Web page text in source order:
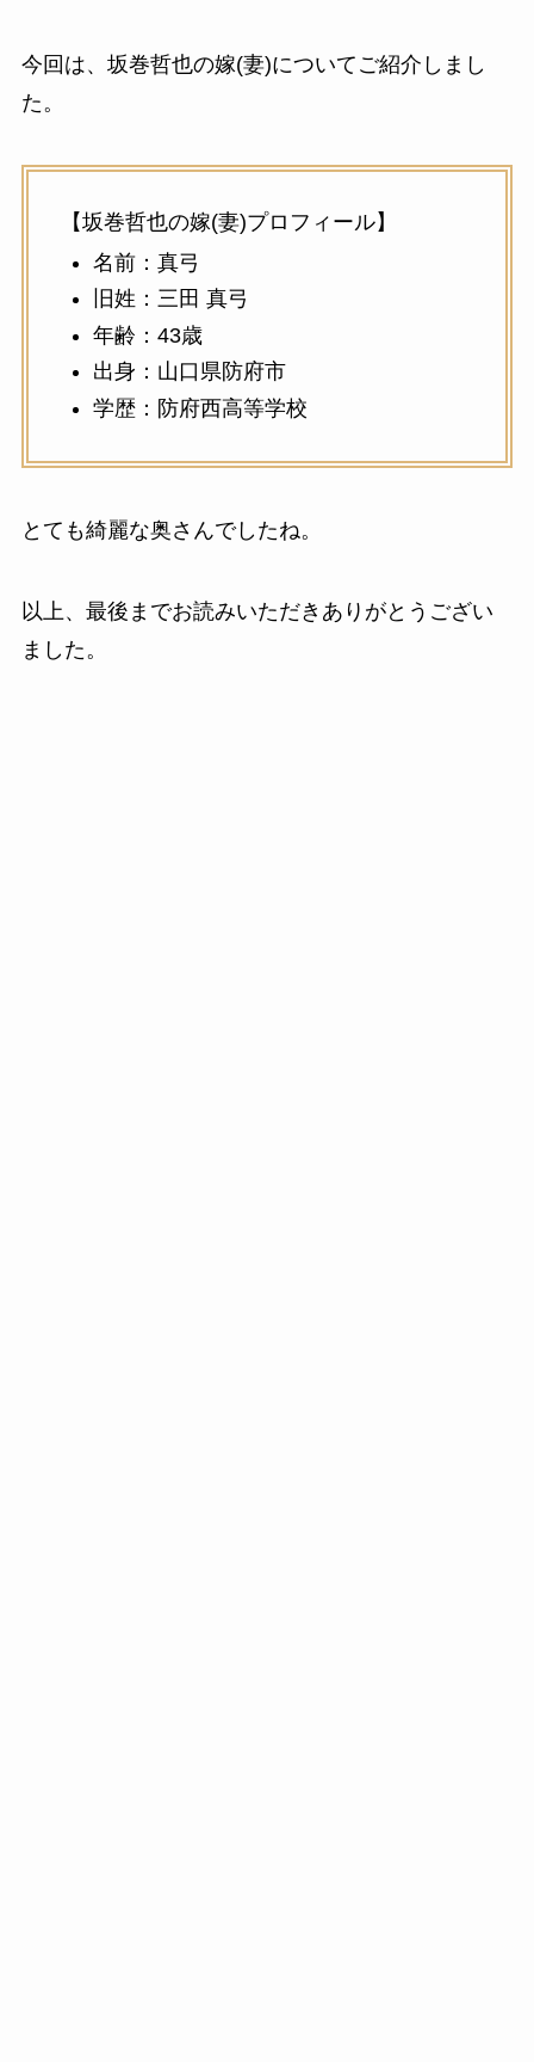
今回は、坂巻哲也の嫁(妻)についてご紹介しまし
た。
【坂巻哲也の嫁(妻)プロフィール】
名前：真弓
旧姓：三田 真弓
年齢：43歳
出身：山口県防府市
学歴：防府西高等学校
とても綺麗な奥さんでしたね。
以上、最後までお読みいただきありがとうござい
ました。